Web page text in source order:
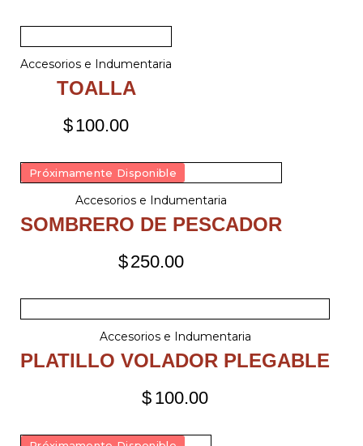
Accesorios e Indumentaria
TOALLA
$100.00
Próximamente Disponible
Accesorios e Indumentaria
SOMBRERO DE PESCADOR
$250.00
Accesorios e Indumentaria
PLATILLO VOLADOR PLEGABLE
$ 100.00